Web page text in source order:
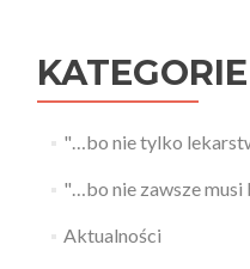
KATEGORIE
"…bo nie tylko
"…bo nie zawsze
Aktualności